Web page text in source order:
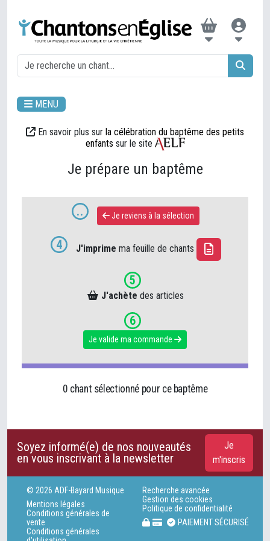
MENU
En savoir plus sur la célébration du baptême des petits
enfants sur le site
Je prépare un baptême
.. Je reviens à la sélection
4 J'imprime ma feuille de chants
5
J'achète des articles
6
Je valide ma commande
0 chant sélectionné pour ce baptême
Soyez informé(e) de nos nouveautés
en vous inscrivant à la newsletter
Je
m'inscris
© 2026 ADF-Bayard Musique
Mentions légales
Conditions générales de
vente
Conditions générales
Recherche avancée
Gestion des cookies
Politique de confidentialité
PAIEMENT SÉCURISÉ